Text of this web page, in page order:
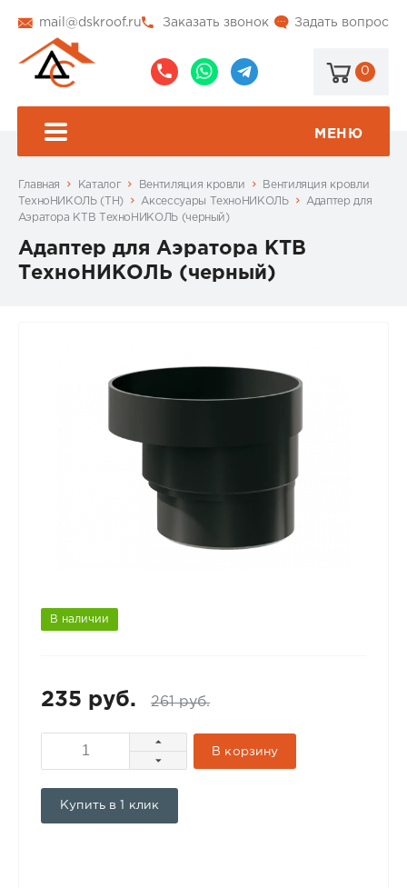
mail@dskroof.ru Задать вопрос
Заказать звонок
0
МЕНЮ
Главная Каталог Вентиляция кровли
Вентиляция кровли
ТехноНИКОЛЬ (ТН)
Аксессуары ТехноНИКОЛЬ
Адаптер для
Аэратора КТВ ТехноНИКОЛЬ (черный)
Адаптер для Аэратора КТВ
ТехноНИКОЛЬ (черный)
В наличии
235 руб. 261 руб.
В корзину
Купить в 1 клик